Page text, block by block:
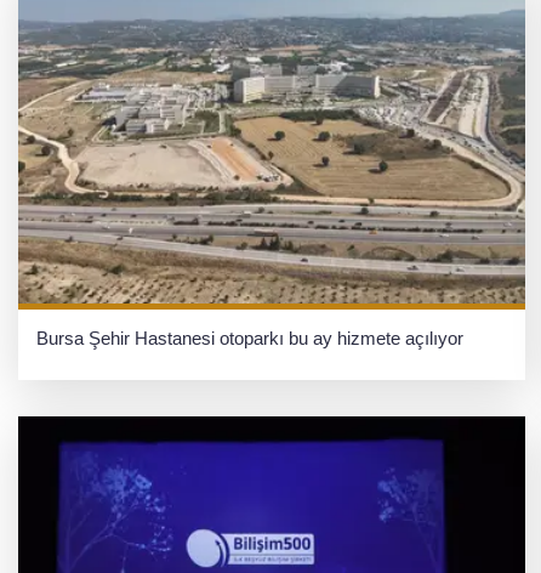
Bursa Şehir Hastanesi otoparkı bu ay hizmete açılıyor